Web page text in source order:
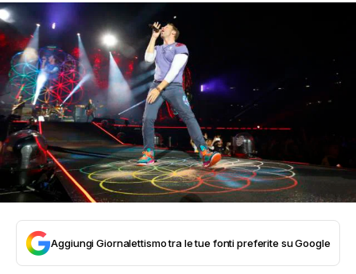
Contatti
Aggiungi Giornalettismo tra le tue fonti preferite su Google